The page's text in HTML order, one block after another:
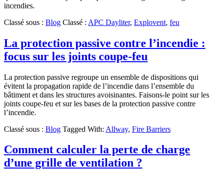
incendies.
Classé sous : Blog Classé : APC Dayliter, Explovent, feu
La protection passive contre l’incendie :
focus sur les joints coupe-feu
La protection passive regroupe un ensemble de dispositions qui
évitent la propagation rapide de l’incendie dans l’ensemble du
bâtiment et dans les structures avoisinantes. Faisons-le point sur les
joints coupe-feu et sur les bases de la protection passive contre
l’incendie.
Classé sous : Blog Tagged With: Allway, Fire Barriers
Comment calculer la perte de charge
d’une grille de ventilation ?